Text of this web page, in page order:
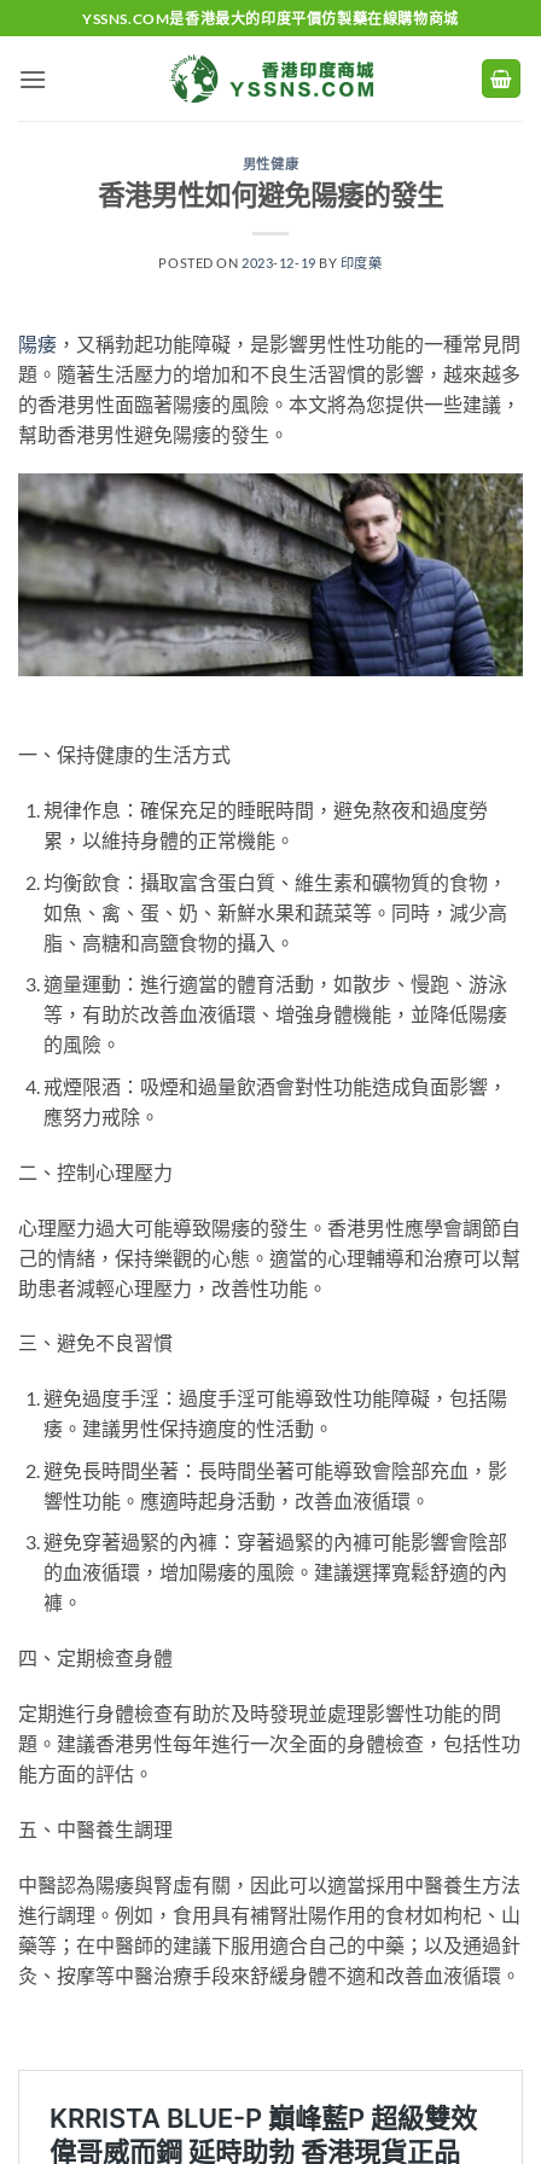
to
content
YSSNS.COM是香港最大的印度平價仿製藥在線購物商城
男性健康
香港男性如何避免陽痿的發生
POSTED ON 2023-12-19 BY 印度藥
陽痿 ，又稱勃起功能障礙，是影響男性性功能的一種常見問
題。隨著生活壓力的增加和不良生活習慣的影響，越來越多
的香港男性面臨著陽痿的風險。本文將為您提供一些建議，
幫助香港男性避免陽痿的發生。
一、保持健康的生活方式
規律作息：確保充足的睡眠時間，避免熬夜和過度勞
累，以維持身體的正常機能。
均衡飲食：攝取富含蛋白質、維生素和礦物質的食物，
如魚、禽、蛋、奶、新鮮水果和蔬菜等。同時，減少高
脂、高糖和高鹽食物的攝入。
適量運動：進行適當的體育活動，如散步、慢跑、游泳
等，有助於改善血液循環、增強身體機能，並降低陽痿
的風險。
戒煙限酒：吸煙和過量飲酒會對性功能造成負面影響，
應努力戒除。
二、控制心理壓力
心理壓力過大可能導致陽痿的發生。香港男性應學會調節自
己的情緒，保持樂觀的心態。適當的心理輔導和治療可以幫
助患者減輕心理壓力，改善性功能。
三、避免不良習慣
避免過度手淫：過度手淫可能導致性功能障礙，包括陽
痿。建議男性保持適度的性活動。
避免長時間坐著：長時間坐著可能導致會陰部充血，影
響性功能。應適時起身活動，改善血液循環。
避免穿著過緊的內褲：穿著過緊的內褲可能影響會陰部
的血液循環，增加陽痿的風險。建議選擇寬鬆舒適的內
褲。
四、定期檢查身體
定期進行身體檢查有助於及時發現並處理影響性功能的問
題。建議香港男性每年進行一次全面的身體檢查，包括性功
能方面的評估。
五、中醫養生調理
中醫認為陽痿與腎虛有關，因此可以適當採用中醫養生方法
進行調理。例如，食用具有補腎壯陽作用的食材如枸杞、山
藥等；在中醫師的建議下服用適合自己的中藥；以及通過針
灸、按摩等中醫治療手段來舒緩身體不適和改善血液循環。